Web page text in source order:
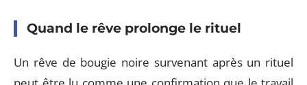
Quand le rêve prolonge le rituel
Un rêve de bougie noire survenant après un rituel